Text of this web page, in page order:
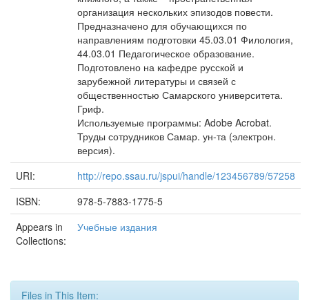
организация нескольких эпизодов повести.
Предназначено для обучающихся по
направлениям подготовки 45.03.01 Филология,
44.03.01 Педагогическое образование.
Подготовлено на кафедре русской и
зарубежной литературы и связей с
общественностью Самарского университета.
Гриф.
Используемые программы: Adobe Acrobat.
Труды сотрудников Самар. ун-та (электрон.
версия).
URI:
http://repo.ssau.ru/jspui/handle/123456789/57258
ISBN:
978-5-7883-1775-5
Appears in
Collections:
Учебные издания
Files in This Item: